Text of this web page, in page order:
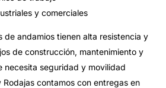
y comerciales
de andamios tienen alta resistencia y
de construcción, mantenimiento y
necesita seguridad y movilidad
Rodajas contamos con entregas en